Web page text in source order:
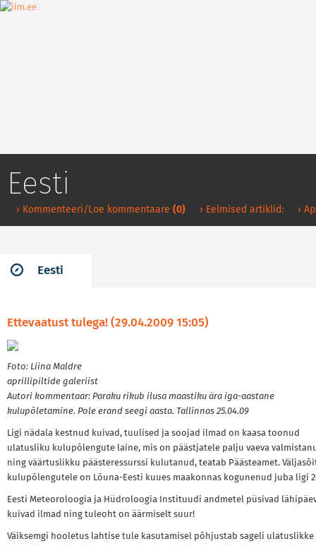
Eesti
› Kommenteeri/Loe kommentaare (0) › Eelmised artiklid: ›
Eesti
Ettevaatust tulega! (29.04.2009 15:05)
Foto: Liina Maldre
aprillipiltide galeriist
Autori kommentaar: Paraku rikub ilusa maastiku ära iga-aastane
kulupõletamine. Pole erand seegi aasta. Tallinnas 25.04.09
Ligi nädala kestnud kuivad, tuulised ja soojad ilmad on kaasa toonud
ulatusliku kulupõlengute laine, mis on päästjatele palju vaeva
ning väärtuslikku päästeressurssi kulutanud, teatab Päästeamet.
kulupõlengutele on Lõuna-Eesti kuues maakonnas kogunenud juba ligi
Eesti Meteoroloogia ja Hüdroloogia Instituudi andmetel püsivad
kuivad ilmad ning tuleoht on äärmiselt suur!
Väiksemgi hooletus lahtise tule kasutamisel põhjustab sageli ulatuslikke